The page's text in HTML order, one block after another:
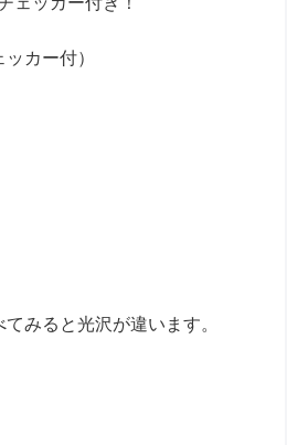
カー付）
みると光沢が違います。